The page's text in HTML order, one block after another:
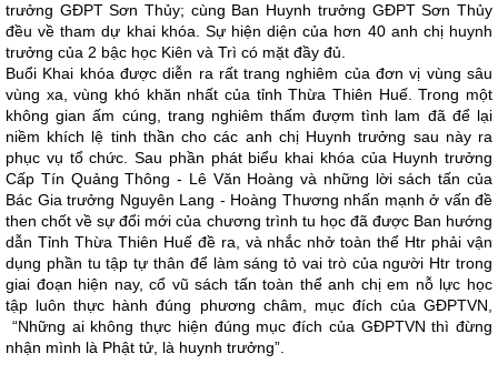
trưởng GĐPT Sơn Thủy; cùng Ban Huynh trưởng GĐPT Sơn Thủy
đều về tham dự khai khóa. Sự hiện diện của hơn 40 anh chị huynh
trưởng của 2 bậc học Kiên và Trì có mặt đầy đủ.
Buổi Khai khóa được diễn ra rất trang nghiêm của đơn vị vùng sâu
vùng xa, vùng khó khăn nhất của tỉnh Thừa Thiên Huế. Trong một
không gian ấm cúng, trang nghiêm thấm đượm tình lam đã để lại
niềm khích lệ tinh thần cho các anh chị Huynh trưởng sau này ra
phục vụ tổ chức. Sau phần phát biểu khai khóa của Huynh trưởng
Cấp Tín Quảng Thông - Lê Văn Hoàng và những lời sách tấn của
Bác Gia trưởng Nguyên Lang - Hoàng Thương nhấn mạnh ở vấn đề
then chốt về sự đổi mới của chương trình tu học đã được Ban hướng
dẫn Tỉnh Thừa Thiên Huế đề ra, và nhắc nhở toàn thể Htr phải vận
dụng phần tu tập tự thân để làm sáng tỏ vai trò của người Htr trong
giai đoạn hiện nay, cổ vũ sách tấn toàn thể anh chị em nỗ lực học
tập luôn thực hành đúng phương châm, mục đích của GĐPTVN,
“Những ai không thực hiện đúng mục đích của GĐPTVN thì đừng
nhận mình là Phật tử, là huynh trưởng”.